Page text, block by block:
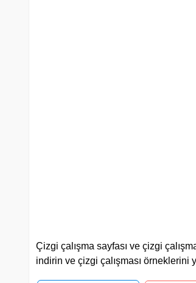
Çizgi çalışma sayfası ve çizgi
indirin ve çizgi çalışması örneklerini